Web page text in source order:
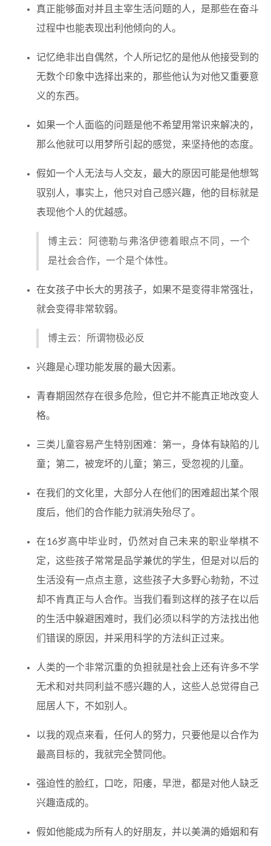
真正能够面对并且主宰生活问题的人，是那些在奋斗
过程中也能表现出利他倾向的人。
记忆绝非出自偶然，个人所记忆的是他从他接受到的
无数个印象中选择出来的，那些他认为对他又重要意
义的东西。
如果一个人面临的问题是他不希望用常识来解决的，
那么他就可以用梦所引起的感觉，来坚持他的态度。
假如一个人无法与人交友，最大的原因可能是他想驾
驭别人，事实上，他只对自己感兴趣，他的目标就是
表现他个人的优越感。
博主云：阿德勒与弗洛伊德着眼点不同，一个
是社会合作，一个是个体性。
在女孩子中长大的男孩子，如果不是变得非常强壮，
就会变得非常软弱。
博主云：所谓物极必反
兴趣是心理功能发展的最大因素。
青春期固然存在很多危险，但它并不能真正地改变人
格。
三类儿童容易产生特别困难：第一，身体有缺陷的儿
童；第二，被宠坏的儿童；第三，受忽视的儿童。
在我们的文化里，大部分人在他们的困难超出某个限
度后，他们的合作能力就消失殆尽了。
在16岁高中毕业时，仍然对自己未来的职业举棋不
定，这些孩子常常是品学兼优的学生，但是对以后的
生活没有一点点主意，这些孩子大多野心勃勃，不过
却不肯真正与人合作。当我们看到这样的孩子在以后
的生活中躲避困难时，我们必须以科学的方法找出他
们错误的原因，并采用科学的方法纠正过来。
人类的一个非常沉重的负担就是社会上还有许多不学
无术和对共同利益不感兴趣的人，这些人总觉得自己
屈居人下，不如别人。
以我的观点来看，任何人的努力，只要他是以合作为
最高目标的，我就完全赞同他。
强迫性的脸红，口吃，阳痿，早泄，都是对他人缺乏
兴趣造成的。
假如他能成为所有人的好朋友，并以美满的婚姻和有